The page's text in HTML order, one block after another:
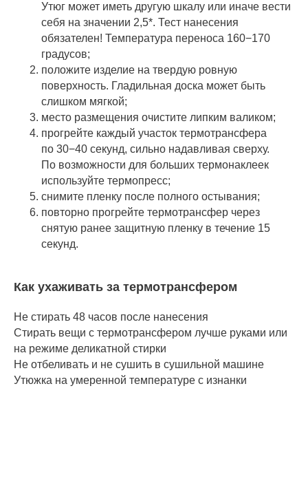
Утюг может иметь другую шкалу или иначе вести
себя на значении 2,5*. Тест нанесения
обязателен! Температура переноса 160−170
градусов;
положите изделие на твердую ровную
поверхность. Гладильная доска может быть
слишком мягкой;
место размещения очистите липким валиком;
прогрейте каждый участок термотрансфера
по 30−40 секунд, сильно надавливая сверху.
По возможности для больших термонаклеек
используйте термопресс;
снимите пленку после полного остывания;
повторно прогрейте термотрансфер через
снятую ранее защитную пленку в течение 15
секунд.
Как ухаживать за термотрансфером
Не стирать 48 часов после нанесения
Стирать вещи с термотрансфером лучше руками или
на режиме деликатной стирки
Не отбеливать и не сушить в сушильной машине
Утюжка на умеренной температуре с изнанки